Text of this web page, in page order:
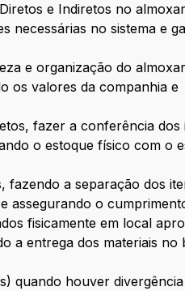
e Indiretos no
necessárias no sistema e
e organização do
os valores da companhia e
fazer a conferência dos
o estoque físico com o
fazendo a separação dos
assegurando o
fisicamente em local
a entrega dos materiais no
quando houver